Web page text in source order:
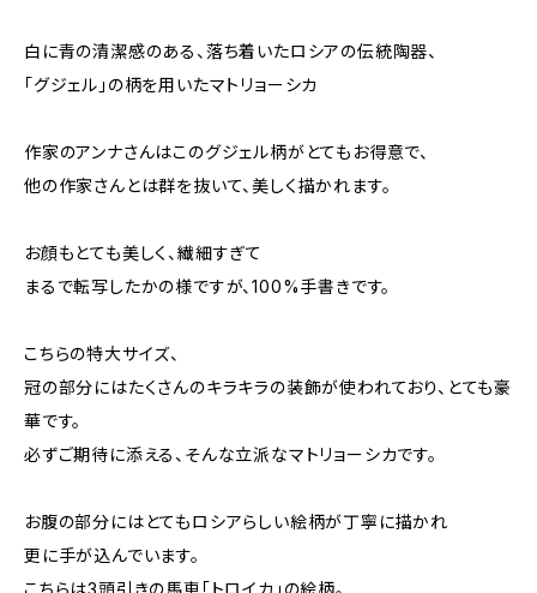
白に青の清潔感のある、落ち着いたロシアの伝統陶器、
「グジェル」の柄を用いたマトリョーシカ
作家のアンナさんはこのグジェル柄がとてもお得意で、
他の作家さんとは群を抜いて、美しく描かれます。
お顔もとても美しく、繊細すぎて
まるで転写したかの様ですが、100%手書きです。
こちらの特大サイズ、
冠の部分にはたくさんのキラキラの装飾が使われており、とても豪
華です。
必ずご期待に添える、そんな立派なマトリョーシカです。
お腹の部分にはとてもロシアらしい絵柄が丁寧に描かれ
更に手が込んでいます。
こちらは3頭引きの馬車「トロイカ」の絵柄。